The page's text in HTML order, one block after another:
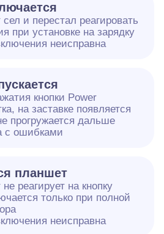
и перестал реагировать
при установке на зарядку
неисправна
кнопки Power
на заставке появляется
прогружается дальше
с ошибками
планшет
реагирует на кнопку
только при полной
неисправна